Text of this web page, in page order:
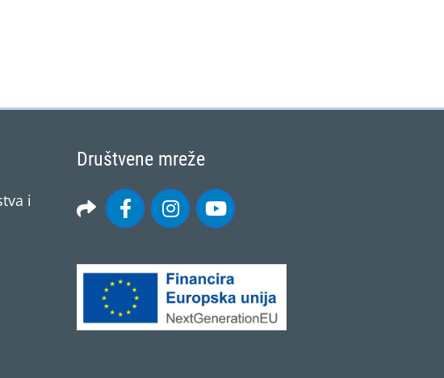
i
Društvene mreže